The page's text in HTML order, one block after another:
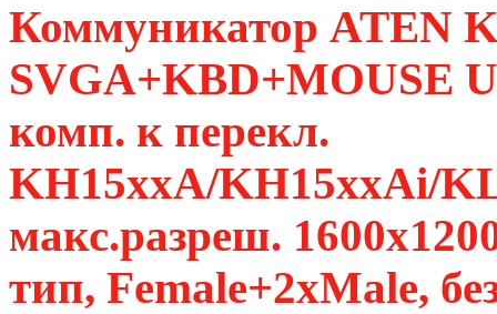
Коммуникатор ATEN
SVGA+KBD+MOUSE
комп. к перекл.
KH15xxA/KH15xxAi/
макс.разреш.
тип, Female+2xMale,